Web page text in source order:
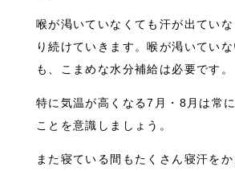
喉が渇いていなくても汗が出てい
り続けていきます。喉が渇いてい
も、こまめな水分補給は必要です。
特に気温が高くなる7月・8月は常
ことを意識しましょう。
また寝ている間もたくさん寝汗を